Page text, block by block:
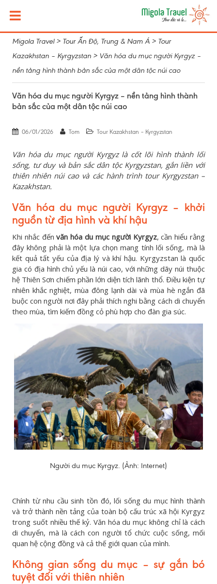
Migola Travel> Tour Ấn Độ, Trung & Nam Á > Tour
Kazakhstan – Kyrgyzstan > Văn hóa du mục người Kyrgyz –
nền tảng hình thành bản sắc của một dân tộc núi cao
Văn hóa du mục người Kyrgyz – nền tảng hình thành
bản sắc của một dân tộc núi cao
06/01/2026 Tom Tour Kazakhstan – Kyrgyzstan
Văn hóa du mục người Kyrgyz là cốt lõi hình thành lối
sống, tư duy và bản sắc dân tộc Kyrgyzstan, gắn liền với
thiên nhiên núi cao và các hành trình tour Kyrgyzstan –
Kazakhstan.
Văn hóa du mục người Kyrgyz – khởi
nguồn từ địa hình và khí hậu
Khi nhắc đếnvăn hóa du mục người Kyrgyz, cần hiểu rằng
đây không phải là một lựa chọn mang tính lối sống, mà là
kết quả tất yếu của địa lý và khí hậu. Kyrgyzstan là quốc
gia có địa hình chủ yếu là núi cao, với những dãy núi thuộc
hệ Thiên Sơn chiếm phần lớn diện tích lãnh thổ. Điều kiện tự
nhiên khắc nghiệt, mùa đông lạnh dài và mùa hè ngắn đã
buộc con người nơi đây phải thích nghi bằng cách di chuyển
theo mùa, tìm kiếm đồng cỏ phù hợp cho đàn gia súc.
Người du mục Kyrgyz. (Ảnh: Internet)
Chính từ nhu cầu sinh tồn đó, lối sống du mục hình thành
và trở thành nền tảng của toàn bộ cấu trúc xã hội Kyrgyz
trong suốt nhiều thế kỷ. Văn hóa du mục không chỉ là cách
di chuyển, mà là cách con người tổ chức cuộc sống, mối
quan hệ cộng đồng và cả thế giới quan của mình.
Không gian sống du mục – sự gắn bó
tuyệt đối với thiên nhiên